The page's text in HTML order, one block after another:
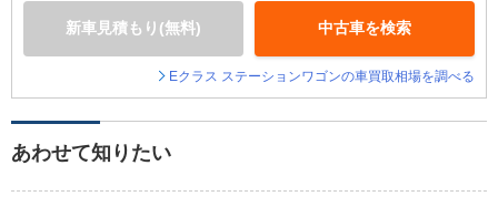
新車見積もり(無料) 中古車を検索
Eクラス ステーションワゴンの車買取相場を調べる
あわせて知りたい